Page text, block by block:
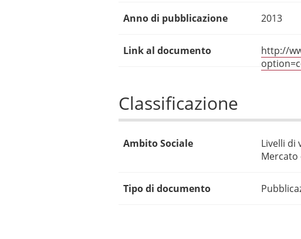
Anno di pubblicazione 2013
Link al documento
http://
Classificazione
Ambito Sociale Livelli di
Mercato
Tipo di documento